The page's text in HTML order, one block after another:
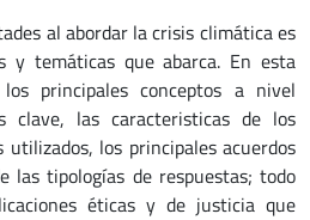
al abordar la crisis climática es
y temáticas que abarca. En esta
principales conceptos a nivel
clave, las caracteristicas de los
utilizados, los principales acuerdos
las tipologías de respuestas; todo
éticas y de justicia que